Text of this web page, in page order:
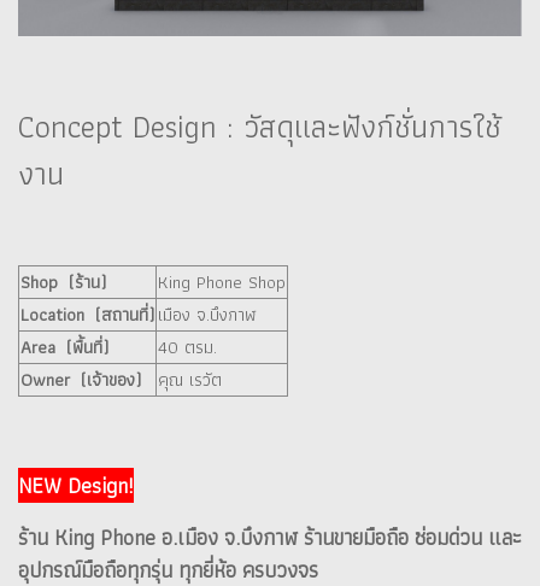
Concept Design : วัสดุและฟังก์ชั่นการใช้
งาน
Shop (ร้าน)
King Phone Shop
Location (สถานที่)เมือง จ.บึงกาฬ
Area (พื้นที่)
40 ตรม.
Owner (เจ้าของ)
คุณ เรวัต
NEW Design!
ร้าน King Phone อ.เมือง จ.บึงกาฬ ร้านขายมือถือ ซ่อมด่วน และ
อุปกรณ์มือถือทุกรุ่น ทุกยี่ห้อ ครบวงจร